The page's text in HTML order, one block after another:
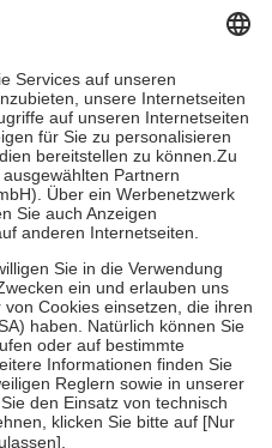
in der Regel die
einen Teil davon als Zuzahlung
in Höhe von zehn
jedochfünf Euround
nie mehr als die tatsächlichen
auch für Online-Apotheken.
beträgt die
sowie zehn Euro je
für ihre eigene Gesundheit zu
der Familie zu unterstützen,
vollendeten 18. Lebensjahr
Früherkennung, die von der